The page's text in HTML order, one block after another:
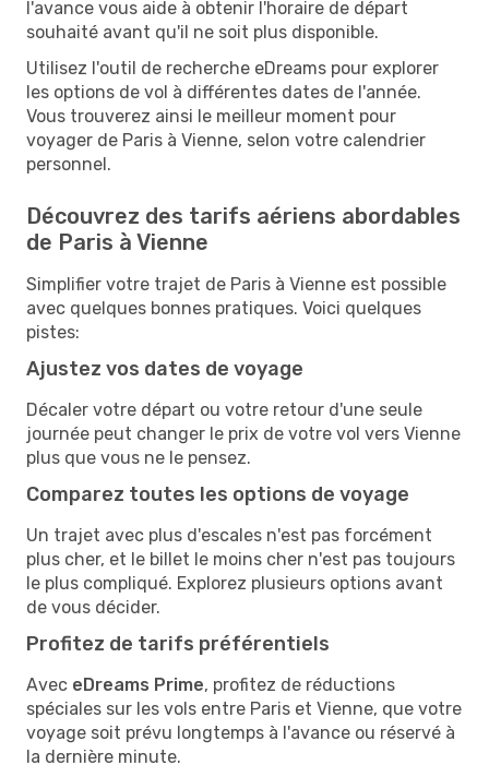
l'avance vous aide à obtenir l'horaire de départ
souhaité avant qu'il ne soit plus disponible.
Utilisez l'outil de recherche eDreams pour explorer
les options de vol à différentes dates de l'année.
Vous trouverez ainsi le meilleur moment pour
voyager de Paris à Vienne, selon votre calendrier
personnel.
Découvrez des tarifs aériens abordables
de Paris à Vienne
Simplifier votre trajet de Paris à Vienne est possible
avec quelques bonnes pratiques. Voici quelques
pistes:
Ajustez vos dates de voyage
Décaler votre départ ou votre retour d'une seule
journée peut changer le prix de votre vol vers Vienne
plus que vous ne le pensez.
Comparez toutes les options de voyage
Un trajet avec plus d'escales n'est pas forcément
plus cher, et le billet le moins cher n'est pas toujours
le plus compliqué. Explorez plusieurs options avant
de vous décider.
Profitez de tarifs préférentiels
Avec eDreams Prime, profitez de réductions
spéciales sur les vols entre Paris et Vienne, que votre
voyage soit prévu longtemps à l'avance ou réservé à
la dernière minute.